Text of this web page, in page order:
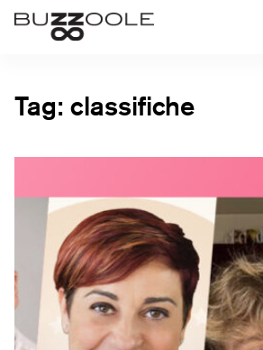
Skip
Buzzoole
Tag: classifiche